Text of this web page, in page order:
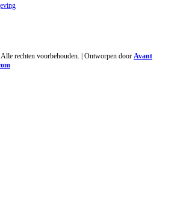
rechten voorbehouden. | Ontworpen door Avant